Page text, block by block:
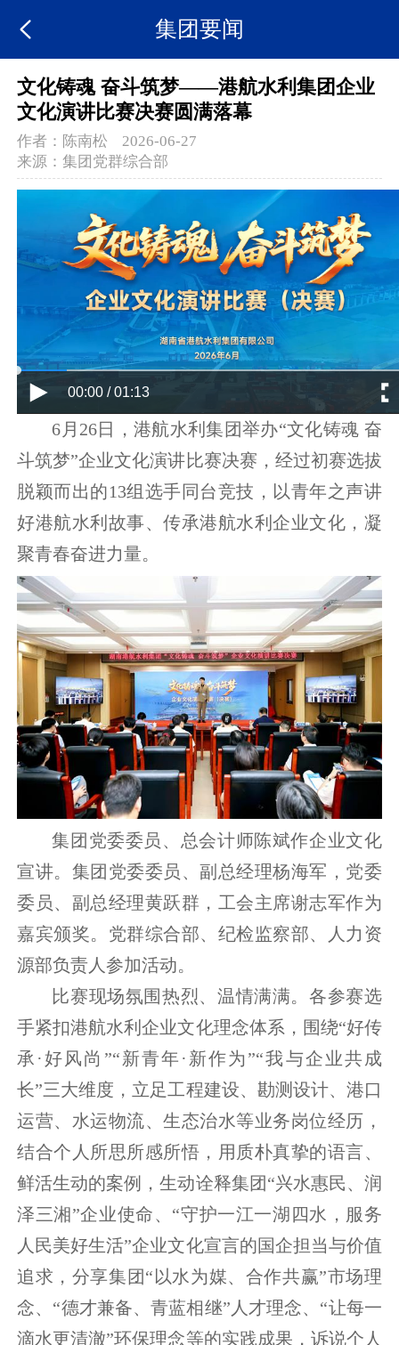
集团要闻
文化铸魂 奋斗筑梦——港航水利集团企业
文化演讲比赛决赛圆满落幕
作者： 陈南松
2026-06-27
来源：集团党群综合部
00:00 / 01:13
6月26日，港航水利集团举办“文化铸魂 奋
斗筑梦”企业文化演讲比赛决赛，经过初赛选拔
脱颖而出的13组选手同台竞技，以青年之声讲
好港航水利故事、传承港航水利企业文化，凝
聚青春奋进力量。
集团党委委员、总会计师陈斌作企业文化
宣讲。集团党委委员、副总经理杨海军，党委
委员、副总经理黄跃群，工会主席谢志军作为
嘉宾颁奖。党群综合部、纪检监察部、人力资
源部负责人参加活动。
比赛现场氛围热烈、温情满满。各参赛选
手紧扣港航水利企业文化理念体系，围绕“好传
承·好风尚”“新青年·新作为”“我与企业共成
长”三大维度，立足工程建设、勘测设计、港口
运营、水运物流、生态治水等业务岗位经历，
结合个人所思所感所悟，用质朴真挚的语言、
鲜活生动的案例，生动诠释集团“兴水惠民、润
泽三湘”企业使命、“守护一江一湖四水，服务
人民美好生活”企业文化宣言的国企担当与价值
追求，分享集团“以水为媒、合作共赢”市场理
念、“德才兼备、青蓝相继”人才理念、“让每一
滴水更清澈”环保理念等的实践成果，诉说个人